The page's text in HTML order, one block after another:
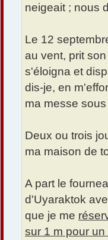
neigeait ; nous
Le 12
au vent, prit
s'éloigna et
dis-je, en
ma messe
Deux ou trois
ma maison de
A part le
d'Uyaraktok
que je me
sur 1 m pour